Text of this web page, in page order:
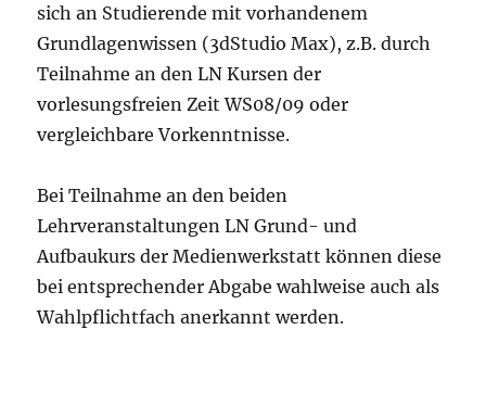
sich an Studierende mit vorhandenem
Grundlagenwissen (3dStudio Max), z.B. durch
Teilnahme an den LN Kursen der
vorlesungsfreien Zeit WS08/09 oder
vergleichbare Vorkenntnisse.
Bei Teilnahme an den beiden
Lehrveranstaltungen LN Grund- und
Aufbaukurs der Medienwerkstatt können diese
bei entsprechender Abgabe wahlweise auch als
Wahlpflichtfach anerkannt werden.